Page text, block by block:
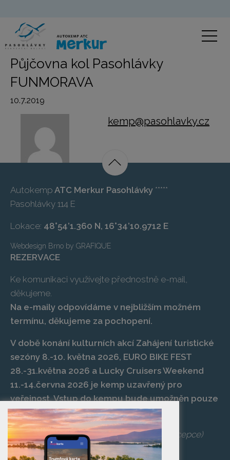
Půjčovna kol Pasohlávky
FUNMORAVA
10.7.2019
kemp@pasohlavky.cz
Autokemp ATC Merkur Pasohlávky *****
Pasohlávky 114 E
Lokace: 48°54’1.360 N, 16°34’10.9712 E
Webdesign Brno by GRAFIQUE
REZERVACE
Ke komunikaci využívejte přednostně e-mail,
děkujeme.
Na e-maily odpovídáme v nejbližším možném
termínu, děkujeme za pochopení.
V době konání kulturních akcí Zahájení turistické
sezóny 8.-10. května 2026, EURO BIKE FEST
28.-31.května 2026 a Lucky Cruisers Weekend
11.-14.června 2026 je kemp uzavřený pro
veřejnost. Vstup do kempu bude umožněn pouze
po zaplacení vstupenky na danou akci.
Telefon:+420 519 427 714,539 029 266
(recepce)
E-mail:camp@pasohlavky.cz